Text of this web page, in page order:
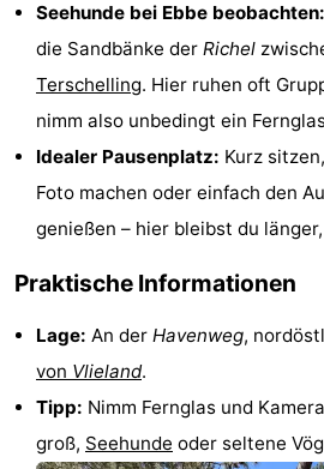
Medizin
Adressen
Region
Friesland
Leeuwarden
Watteninseln
-
Schiermonnikoog
Ameland
-
Terschelling
Seehunde bei Ebbe beobachten:
die Sandbänke der Richel
Terschelling. Hier ruhen oft
nimm also unbedingt ein
Idealer Pausenplatz: Kurz
Foto machen oder einfach den
genießen – hier bleibst du
Praktische Informationen
Lage: An der Havenweg,
von Vlieland.
Tipp: Nimm Fernglas und
groß, Seehunde oder seltene